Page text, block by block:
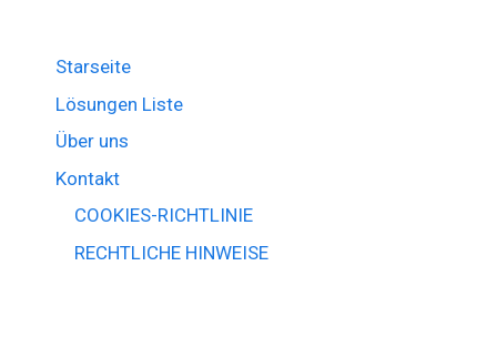
Starseite
Lösungen Liste
Über uns
Kontakt
COOKIES-RICHTLINIE
RECHTLICHE HINWEISE